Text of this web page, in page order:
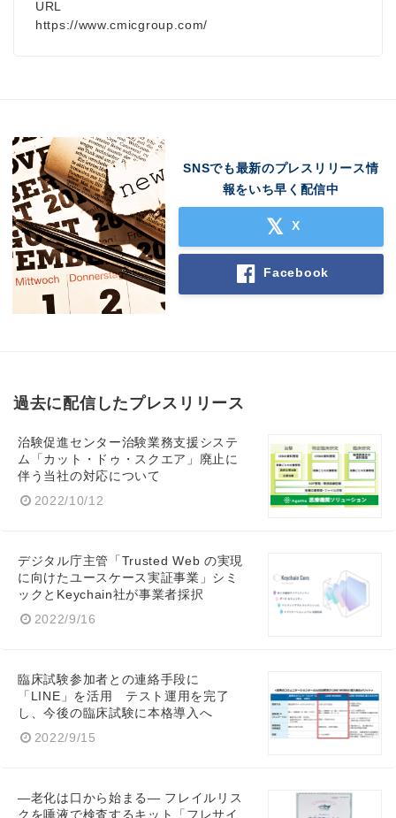
URL
https://www.cmicgroup.com/
SNSでも最新のプレスリリース情
報をいち早く配信中
X
Facebook
過去に配信したプレスリリース
治験促進センター治験業務支援システ
ム「カット・ドゥ・スクエア」廃止に
伴う当社の対応について
2022/10/12
デジタル庁主管「Trusted Web の実現
に向けたユースケース実証事業」シミ
ックとKeychain社が事業者採択
2022/9/16
臨床試験参加者との連絡手段に
「LINE」を活用 テスト運用を完了
し、今後の臨床試験に本格導入へ
2022/9/15
―老化は口から始まる― フレイルリス
クを唾液で検査するキット「フレサイ